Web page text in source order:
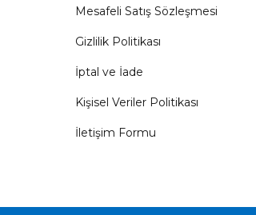
Mesafeli Satış Sözleşmesi
Gizlilik Politikası
İptal ve İade
Kişisel Veriler Politikası
İletişim Formu